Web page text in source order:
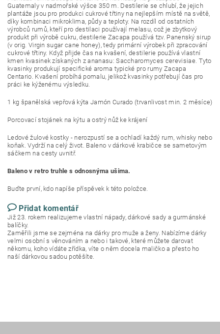
Guatemaly v nadmořské výšce 350 m. Destilerie se chlubí, že jejich
plantáže jsou pro produkci cukrové třtiny na nejlepším místě na světě,
díky kombinaci mikroklima, půdy a teploty. Na rozdíl od ostatních
výrobců rumů, kteří pro destilaci používají melasu, což je zbytkový
produkt při výrobě cukru, destilerie Zacapa používá tzv. Panenský sirup
(v orig. Virgin sugar cane honey), tedy primární výrobek při zpracování
cukrové třtiny. Když přijde čas na kvašení, destilerie používá vlastní
kmen kvasinek získaných z ananasu: Saccharomyces cerevisiae. Tyto
kvasinky produkují specifické aroma typické pro rumy Zacapa
Centario. Kvašení probíhá pomalu, jelikož kvasinky potřebují čas pro
práci ke kýženému výsledku.
1 kg španělská vepřová kýta Jamón Curado (trvanlivost min. 2 měsíce)
Porcovací stojánek na kýtu a ostrý nůž ke krájení
Ledové žulové kostky - nerozpustí se a ochladí každý rum, whisky nebo
koňak. Vydrží na celý život. Baleno v dárkové krabičce se sametovým
sáčkem na cesty uvnitř.
Baleno v retro truhle s odnosnýma ušima.
Buďte první, kdo napíše příspěvek k této položce.
Přidat komentář
Již 23. rokem realizujeme vlastní nápady, dárkové sady a gurmánské
balíčky.
Zaměřili jsme se zejména na dárky pro muže a ženy. Nabízíme dárky
velmi osobní s věnováním a nebo i takové, které můžete darovat
někomu, koho vídáte zřídka, víte o něm docela maličko a přesto ho
naší dárkovou sadou potěšíte.